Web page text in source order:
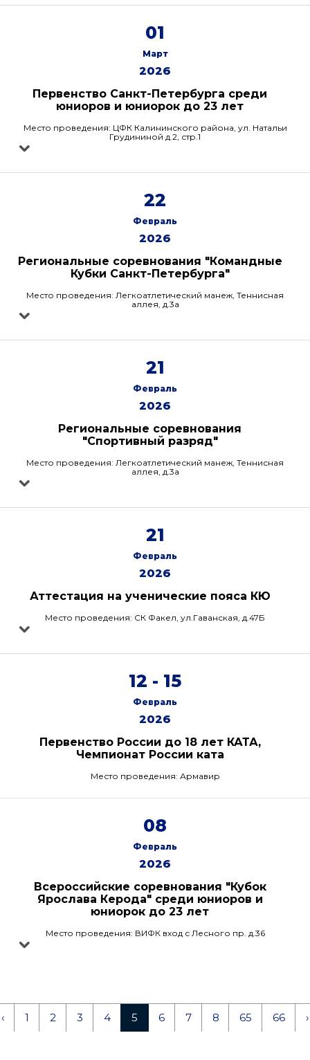
01
Март
2026
Первенство Санкт-Петербурга среди
юниоров и юниорок до 23 лет
Место проведения: ЦФК Калининского района, ул. Натальи
Грудининой д.2, стр.1
22
Февраль
2026
Региональные соревнования "Командные
Кубки Санкт-Петербурга"
Место проведения: Легкоатлетический манеж, Теннисная
аллея, д.3а
21
Февраль
2026
Региональные соревнования
"Спортивный разряд"
Место проведения: Легкоатлетический манеж, Теннисная
аллея, д.3а
21
Февраль
2026
Аттестация на ученические пояса КЮ
Место проведения: СК Факел, ул.Гаванская, д.47Б
12 - 15
Февраль
2026
Первенство России до 18 лет КАТА,
Чемпионат России ката
Место проведения: Армавир
08
Февраль
2026
Всероссийские соревнования "Кубок
Ярослава Керода" среди юниоров и
юниорок до 23 лет
Место проведения: ВИФК вход с Лесного пр. д.36
‹ 1 2 3 4 5 6 7 8 65 66 ›